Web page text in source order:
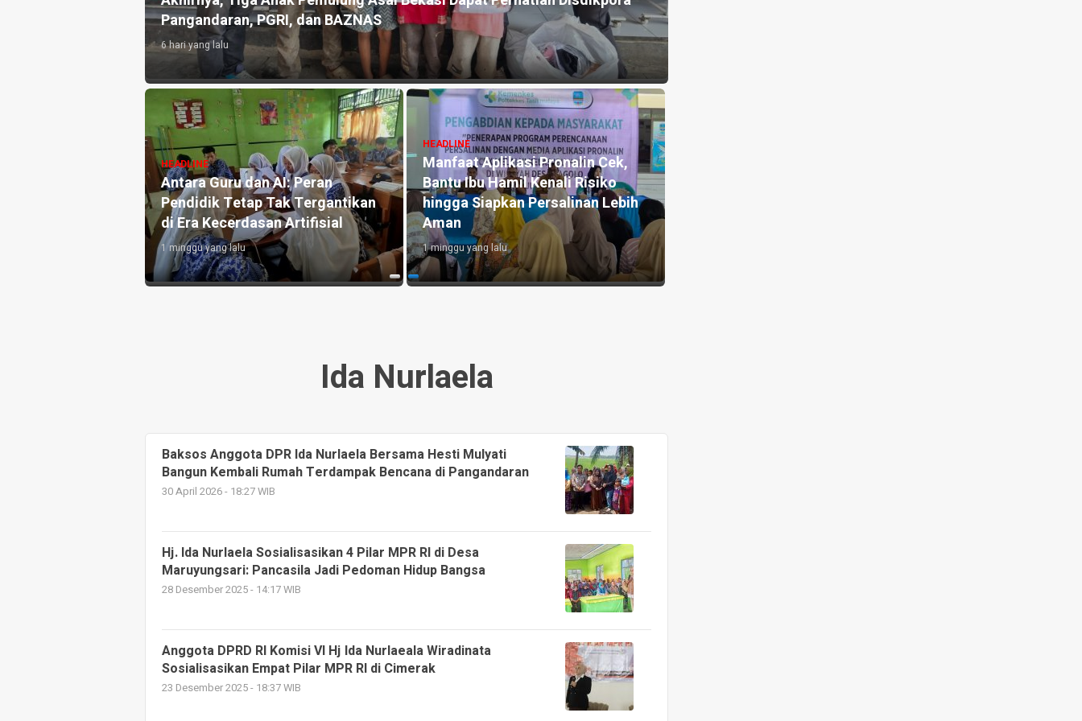
Pangandaran, PGRI, dan BAZNAS
6 hari yang lalu
HEADLINE
Antara Guru dan AI: Peran
Pendidik Tetap Tak Tergantikan
di Era Kecerdasan Artifisial
1 minggu yang lalu
HEADLINE
Manfaat Aplikasi Pronalin Cek,
Bantu Ibu Hamil Kenali Risiko
hingga Siapkan Persalinan Lebih
Aman
1 minggu yang lalu
Ida Nurlaela
Baksos Anggota DPR Ida Nurlaela Bersama Hesti Mulyati
Bangun Kembali Rumah Terdampak Bencana di Pangandaran
30 April 2026 - 18:27 WIB
Hj. Ida Nurlaela Sosialisasikan 4 Pilar MPR RI di Desa
Maruyungsari: Pancasila Jadi Pedoman Hidup Bangsa
28 Desember 2025 - 14:17 WIB
Anggota DPRD RI Komisi VI Hj Ida Nurlaeala Wiradinata
Sosialisasikan Empat Pilar MPR RI di Cimerak
23 Desember 2025 - 18:37 WIB